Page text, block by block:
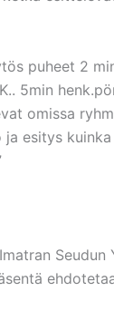
puheet 2
5min
omissa
esitys kuinka